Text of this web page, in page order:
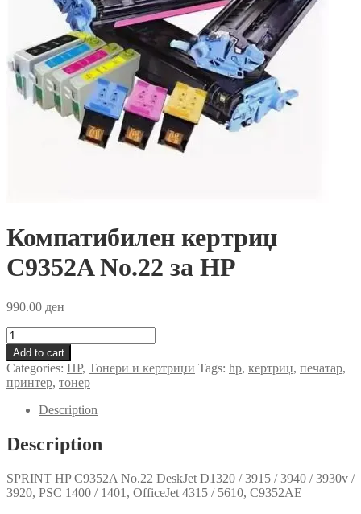
Компатибилен кертриџ
C9352A No.22 за HP
990.00 ден
Компатибилен
кертриџ
C9352A
No.22
за
quantity
Add to cart
Categories: HP, Тонери и кертриџи Tags: hp, кертриџ, печатар,
принтер, тонер
Description
Description
SPRINT HP C9352A No.22 DeskJet D1320 / 3915 / 3940 / 3930v /
3920, PSC 1400 / 1401, OfficeJet 4315 / 5610, C9352AE